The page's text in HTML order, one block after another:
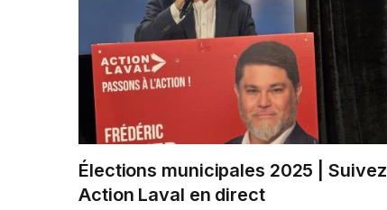
Élections municipales 2025 | Suivez
Action Laval en direct